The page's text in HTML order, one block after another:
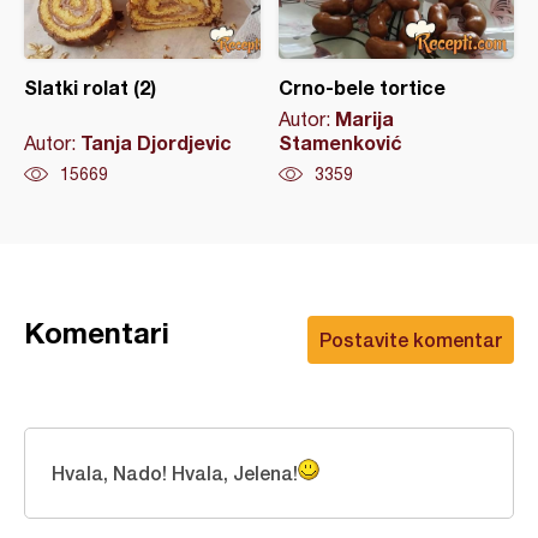
Slatki rolat (2)
Autor: Tanja Djordjevic
15669
Crno-bele tortice
Autor: Marija
Stamenković
3359
Postavite komentar
Komentari
Hvala, Nado! Hvala, Jelena!